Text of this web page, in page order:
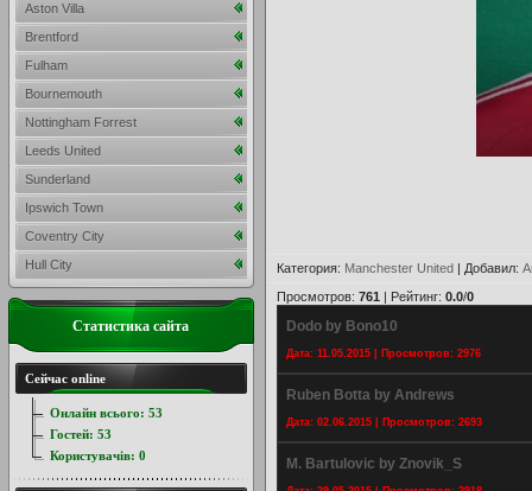
Категория: Manchester United | Добавил:
Просмотров: 761 | Рейтинг: 0.0/0
Dodo by Bono10
Дата: 11.05.2015 | Просмотров: 2976
Ruben Botta by Andrews
Дата: 02.06.2015 | Просмотров: 2693
M. Bartulovic by Znovik_S
Aston Villa
Brentford
Fulham
Bournemouth
Nottingham Forrest
Leeds United
Sunderland
Ipswich Town
Coventry City
Hull City
Статистика сайта
Сейчас online
Онлайн всього: 53
Гостей: 53
Користувачів: 0